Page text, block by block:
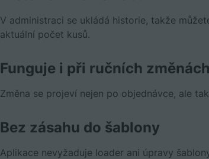
V administraci se ukládá historie, takže
aktuální počet kusů.
Funguje i při ručních změnách
Změna se projeví nejen po objednávce, ale
Bez zásahu do šablony
Aplikace nevyžaduje loader ani úpravy